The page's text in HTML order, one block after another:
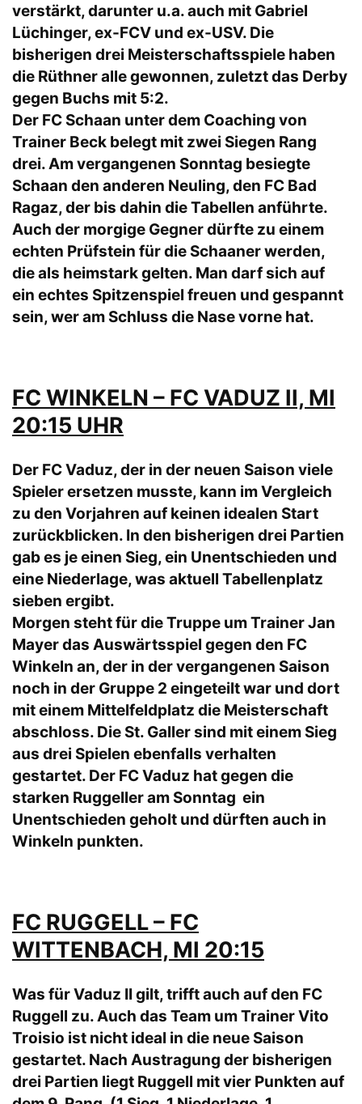
verstärkt, darunter u.a. auch mit Gabriel
Lüchinger, ex-FCV und ex-USV. Die
bisherigen drei Meisterschaftsspiele haben
die Rüthner alle gewonnen, zuletzt das Derby
gegen Buchs mit 5:2.
Der FC Schaan unter dem Coaching von
Trainer Beck belegt mit zwei Siegen Rang
drei. Am vergangenen Sonntag besiegte
Schaan den anderen Neuling, den FC Bad
Ragaz, der bis dahin die Tabellen anführte.
Auch der morgige Gegner dürfte zu einem
echten Prüfstein für die Schaaner werden,
die als heimstark gelten. Man darf sich auf
ein echtes Spitzenspiel freuen und gespannt
sein, wer am Schluss die Nase vorne hat.
FC WINKELN – FC VADUZ II, MI
20:15 UHR
Der FC Vaduz, der in der neuen Saison viele
Spieler ersetzen musste, kann im Vergleich
zu den Vorjahren auf keinen idealen Start
zurückblicken. In den bisherigen drei Partien
gab es je einen Sieg, ein Unentschieden und
eine Niederlage, was aktuell Tabellenplatz
sieben ergibt.
Morgen steht für die Truppe um Trainer Jan
Mayer das Auswärtsspiel gegen den FC
Winkeln an, der in der vergangenen Saison
noch in der Gruppe 2 eingeteilt war und dort
mit einem Mittelfeldplatz die Meisterschaft
abschloss. Die St. Galler sind mit einem Sieg
aus drei Spielen ebenfalls verhalten
gestartet. Der FC Vaduz hat gegen die
starken Ruggeller am Sonntag ein
Unentschieden geholt und dürften auch in
Winkeln punkten.
FC RUGGELL – FC
WITTENBACH, MI 20:15
Was für Vaduz II gilt, trifft auch auf den FC
Ruggell zu. Auch das Team um Trainer Vito
Troisio ist nicht ideal in die neue Saison
gestartet. Nach Austragung der bisherigen
drei Partien liegt Ruggell mit vier Punkten auf